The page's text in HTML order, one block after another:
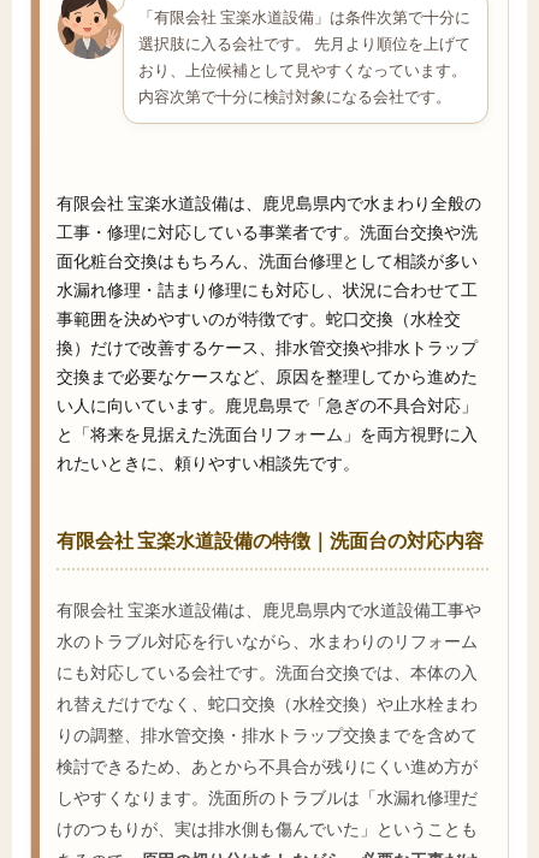
「有限会社 宝楽水道設備」は条件次第で十分に
選択肢に入る会社です。 先月より順位を上げて
おり、上位候補として見やすくなっています。
内容次第で十分に検討対象になる会社です。
有限会社 宝楽水道設備は、鹿児島県内で水まわり全般の
工事・修理に対応している事業者です。洗面台交換や洗
面化粧台交換はもちろん、洗面台修理として相談が多い
水漏れ修理・詰まり修理にも対応し、状況に合わせて工
事範囲を決めやすいのが特徴です。蛇口交換（水栓交
換）だけで改善するケース、排水管交換や排水トラップ
交換まで必要なケースなど、原因を整理してから進めた
い人に向いています。鹿児島県で「急ぎの不具合対応」
と「将来を見据えた洗面台リフォーム」を両方視野に入
れたいときに、頼りやすい相談先です。
有限会社 宝楽水道設備の特徴｜洗面台の対応内容
有限会社 宝楽水道設備は、鹿児島県内で水道設備工事や
水のトラブル対応を行いながら、水まわりのリフォーム
にも対応している会社です。洗面台交換では、本体の入
れ替えだけでなく、蛇口交換（水栓交換）や止水栓まわ
りの調整、排水管交換・排水トラップ交換までを含めて
検討できるため、あとから不具合が残りにくい進め方が
しやすくなります。洗面所のトラブルは「水漏れ修理だ
けのつもりが、実は排水側も傷んでいた」ということも